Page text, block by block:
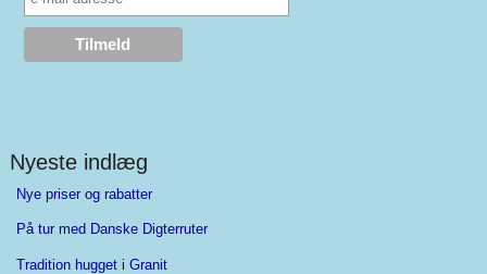
Nyeste indlæg
Nye priser og rabatter
På tur med Danske Digterruter
Tradition hugget i Granit